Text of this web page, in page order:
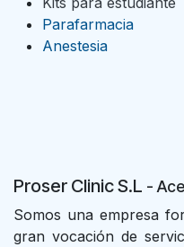
Parafarmacia
Anestesia
Proser Clinic S.L -
Somos una empresa
gran vocación de